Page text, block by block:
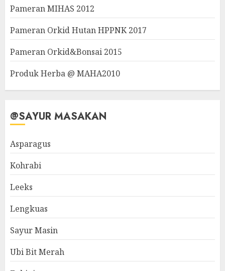
Pameran MIHAS 2012
Pameran Orkid Hutan HPPNK 2017
Pameran Orkid&Bonsai 2015
Produk Herba @ MAHA2010
@SAYUR MASAKAN
Asparagus
Kohrabi
Leeks
Lengkuas
Sayur Masin
Ubi Bit Merah